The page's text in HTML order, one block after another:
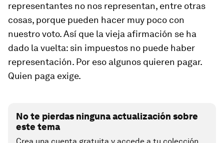
representantes no nos representan, entre otras
cosas, porque pueden hacer muy poco con
nuestro voto. Así que la vieja afirmación se ha
dado la vuelta: sin impuestos no puede haber
representación. Por eso algunos quieren pagar.
Quien paga exige.
No te pierdas ninguna actualización sobre
este tema